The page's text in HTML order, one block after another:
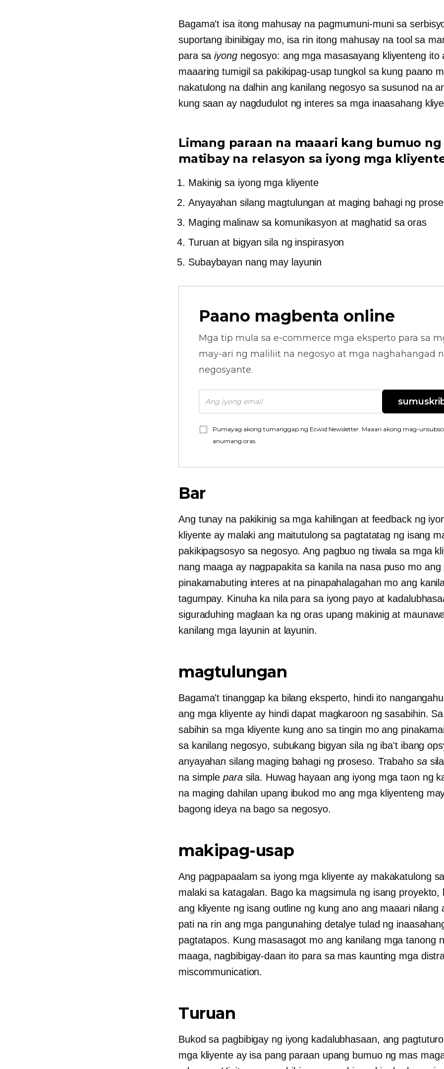
Bagama't isa itong mahusay na pagmumuni-muni sa
suportang ibinibigay mo, isa rin itong mahusay na tool sa
para saiyongnegosyo: ang mga masasayang kliyenteng ito
maaaring tumigil sa pakikipag-usap tungkol sa kung paano
nakatulong na dalhin ang kanilang negosyo sa susunod na
kung saan ay nagdudulot ng interes sa mga inaasahang
Limang paraan na maaari kang bumuo ng
matibay na relasyon sa iyong mga
Makinig sa iyong mga kliyente
Anyayahan silang magtulungan at maging bahagi ng
Maging malinaw sa komunikasyon at maghatid sa oras
Turuan at bigyan sila ng inspirasyon
Subaybayan nang may layunin
Paano magbenta online
Mga tip mula sa e-commerce mga eksperto para sa
may-ari ng maliliit na negosyo at mga naghahangad
negosyante.
Pumayag akong tumanggap ng Ecwid Newsletter. Maaari akong mag-
anumang oras.
Bar
Ang tunay na pakikinig sa mga kahilingan at feedback ng
kliyente ay malaki ang maitutulong sa pagtatatag ng isang
pakikipagsosyo sa negosyo. Ang pagbuo ng tiwala sa mga
nang maaga ay nagpapakita sa kanila na nasa puso mo ang
pinakamabuting interes at na pinapahalagahan mo ang
tagumpay. Kinuha ka nila para sa iyong payo at
siguraduhing maglaan ka ng oras upang makinig at
kanilang mga layunin at layunin.
magtulungan
Bagama't tinanggap ka bilang eksperto, hindi ito
ang mga kliyente ay hindi dapat magkaroon ng sasabihin.
sabihin sa mga kliyente kung ano sa tingin mo ang
sa kanilang negosyo, subukang bigyan sila ng iba't ibang
anyayahan silang maging bahagi ng proseso. Trabaho sa
na simpleparasila. Huwag hayaan ang iyong mga taon ng
na maging dahilan upang ibukod mo ang mga kliyenteng
bagong ideya na bago sa negosyo.
makipag-usap
Ang pagpapaalam sa iyong mga kliyente ay makakatulong
malaki sa katagalan. Bago ka magsimula ng isang proyekto,
ang kliyente ng isang outline ng kung ano ang maaari nilang
pati na rin ang mga pangunahing detalye tulad ng
pagtatapos. Kung masasagot mo ang kanilang mga tanong
maaga, nagbibigay-daan ito para sa mas kaunting mga
miscommunication.
Turuan
Bukod sa pagbibigay ng iyong kadalubhasaan, ang
mga kliyente ay isa pang paraan upang bumuo ng mas